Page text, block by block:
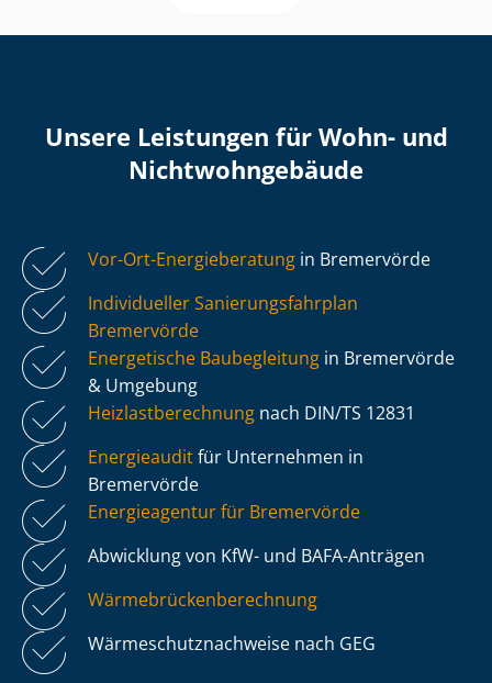
Unsere Leistungen für Wohn- und
Nicht­wohn­ge­bäu­de
Vor-Ort-Energieberatung in Bremervörde
Individueller Sa­nie­rungs­fahr­plan
Bremervörde
Energetische Baubegleitung in Bremervörde
& Umgebung
Heiz­last­be­rech­nung nach DIN/TS 12831
Energieauditfür Unternehmen in
Bremervörde
Energieagentur für Bremervörde
Abwicklung von KfW- und BAFA-Anträgen
Wär­me­brü­cken­be­rech­nung
Wär­me­schutz­nach­wei­se nach GEG